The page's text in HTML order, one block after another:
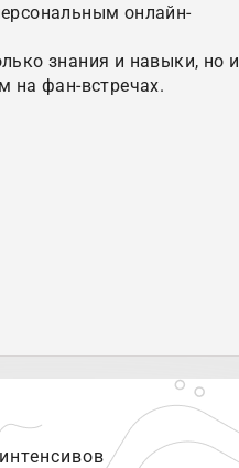
онлайн-
знания и навыки, но и
на фан-встречах.